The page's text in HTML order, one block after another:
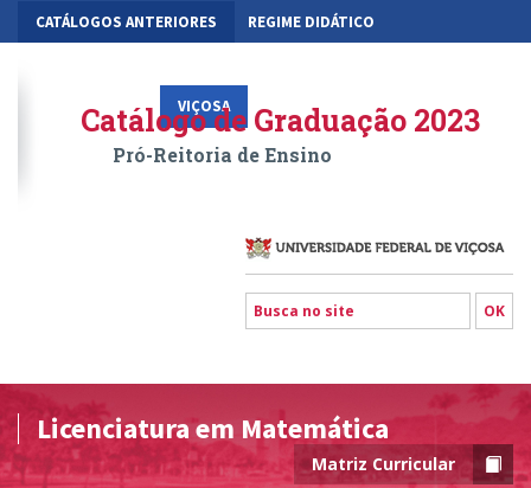
CATÁLOGOS ANTERIORES REGIME DIDÁTICO
VIÇOSA RIO PARANAÍBA FLORESTAL
Catálogo de Graduação 2023
Pró-Reitoria de Ensino
Licenciatura em Matemática
Matriz Curricular